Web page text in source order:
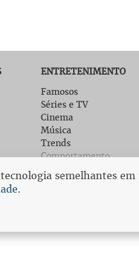
ENTRETENIMENTO
Famosos
Séries e TV
Cinema
Música
Trends
Comportamento
Gastronomia
Techsemelhantes
.